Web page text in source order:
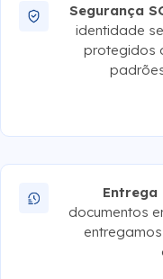
identidade
protegidos
documentos